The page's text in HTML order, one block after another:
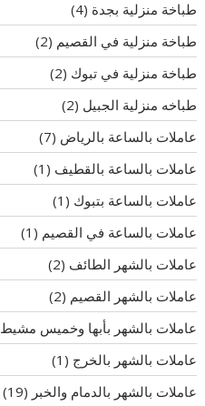
طباخة منزلية بجدة (4)
طباخة منزلية في القصيم (2)
طباخة منزلية في تبوك (2)
طباخه منزلية الجبيل (2)
عاملات بالساعة بالرياض (7)
عاملات بالساعة بالقطيف (1)
عاملات بالساعة بتبوك (1)
عاملات بالساعة في القصيم (1)
عاملات بالشهر الطائف (2)
عاملات بالشهر القصيم (2)
عاملات بالشهر بأبها وخميس مشيط
عاملات بالشهر بالخرج (1)
عاملات بالشهر بالدمام والخبر (19)